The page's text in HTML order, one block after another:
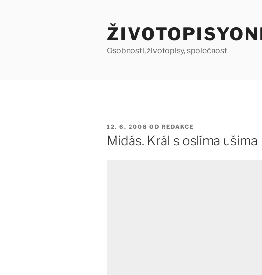
Osobnosti, životopisy, společnost
PUBLIKOVÁNO
12. 6. 2008 OD REDAKCE
Midás. Král s oslíma ušima